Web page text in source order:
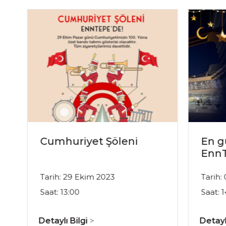
Cumhuriyet Şöleni
Tarih: 29 Ekim 2023
Saat: 13:00
Detaylı Bilgi
En
Tarih:
Saat: